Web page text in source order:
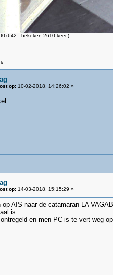
- bekeken 2610 keer.)
op:10-02-2018, 14:26:02 »
op:14-03-2018, 15:15:29 »
AIS naar de catamaran LA
is.
en men PC is te vert weg